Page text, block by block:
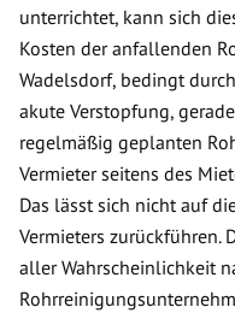
unterrichtet, kann sich
Kosten der anfallenden
Wadelsdorf, bedingt
akute Verstopfung,
regelmäßig geplanten
Vermieter seitens des
Das lässt sich nicht auf
Vermieters zurückführen.
aller Wahrscheinlichkeit